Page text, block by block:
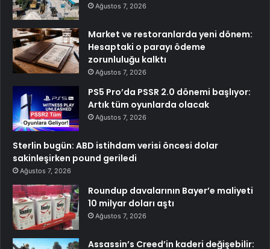
Ağustos 7, 2026
Market ve restoranlarda yeni dönem:
Hesaptaki o parayı ödeme
zorunluluğu kalktı
Ağustos 7, 2026
PS5 Pro’da PSSR 2.0 dönemi başlıyor:
Artık tüm oyunlarda olacak
Ağustos 7, 2026
Sterlin bugün: ABD istihdam verisi öncesi dolar
sakinleşirken pound geriledi
Ağustos 7, 2026
Roundup davalarının Bayer’e maliyeti
10 milyar doları aştı
Ağustos 7, 2026
Assassin’s Creed’in kaderi değişebilir: